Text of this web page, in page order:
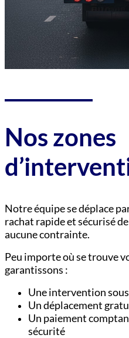
Nos zones
Notre équipe se déplace
rachat rapide et sécurisé
aucune contrainte.
Peu importe où se trouve
garantissons :
Une intervention
Un déplacement
Un paiement
sécurité